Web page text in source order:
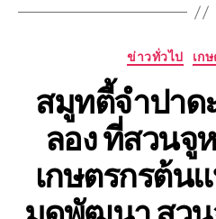
ข่าวทั่วไป เก
สมูทตี้จำปาด
ลอง ที่สวนจู
เกษตรกรต้น